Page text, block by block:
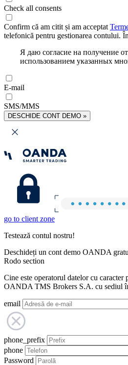
Check all consents
Confirm că am citit și am acceptat
telefonică pentru gestionarea contului.
Я даю согласие на получение
использованием указанных
E-mail
SMS/MMS
DESCHIDE CONT DEMO »
go to client zone
Testează contul nostru!
Deschideți un cont demo OANDA
Rodo section
Cine este operatorul datelor cu caracter
OANDA TMS Brokers S.A. cu sediul
email
phone_prefix
phone
Password